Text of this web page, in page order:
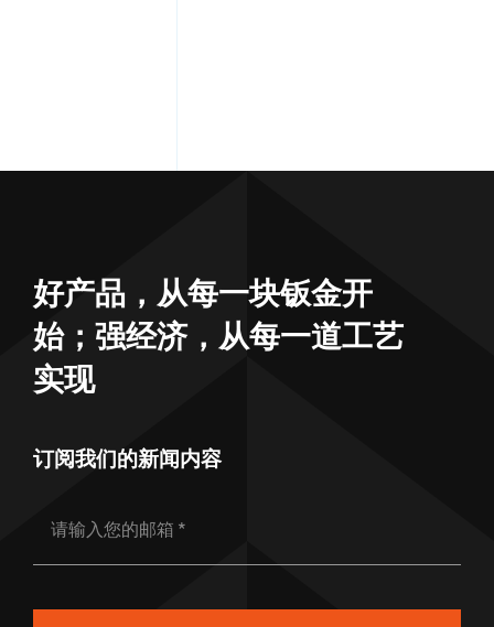
好产品，从每一块钣金开
始；强经济，从每一道工艺
实现
订阅我们的新闻内容